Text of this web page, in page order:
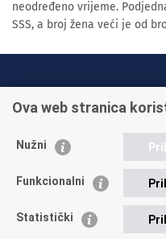
neodređeno vrijeme.
SSS, a broj žena veći je od
Ova web stranica
Nužni
Funkcionalni
Statistički